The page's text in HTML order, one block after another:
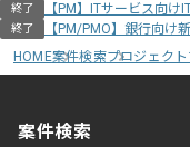
終了 【PM】ITサービス向け
終了
【PM/PMO】銀行向け
HOME案件検索プロジェク
案件検索